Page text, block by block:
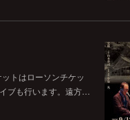
トはローソンチケッ
ブも行います。遠方…